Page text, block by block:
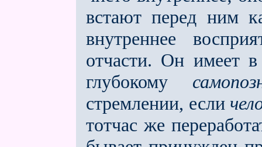
встают перед ним
внутреннее
отчасти. Он имеет в
глубокому
стремлении, если
тотчас же